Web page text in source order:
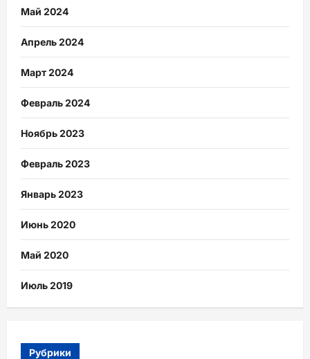
Май 2024
Апрель 2024
Март 2024
Февраль 2024
Ноябрь 2023
Февраль 2023
Январь 2023
Июнь 2020
Май 2020
Июль 2019
Рубрики